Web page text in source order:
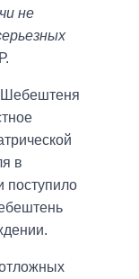
не
Шебештеня
в
поступило